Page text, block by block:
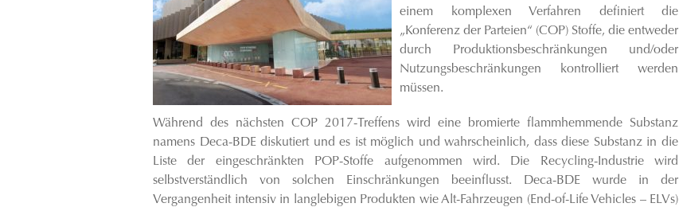
einem komplexen Verfahren definiert die
„Konferenz der Parteien“ (COP) Stoffe, die entweder
durch Produktionsbeschränkungen und/oder
Nutzungsbeschränkungen kontrolliert werden
müssen.
Während des nächsten COP 2017-Treffens wird eine bromierte flammhemmende Substanz
namens Deca-BDE diskutiert und es ist möglich und wahrscheinlich, dass diese Substanz in die
Liste der eingeschränkten POP-Stoffe aufgenommen wird. Die Recycling-Industrie wird
selbstverständlich von solchen Einschränkungen beeinflusst. Deca-BDE wurde in der
Vergangenheit intensiv in langlebigen Produkten wie Alt-Fahrzeugen (End-of-Life Vehicles – ELVs)